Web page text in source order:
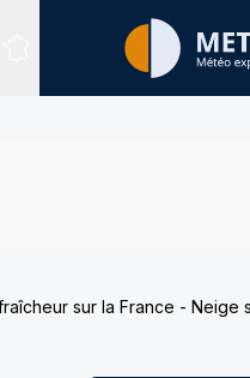
Sites expertisés
sur la France - Neige